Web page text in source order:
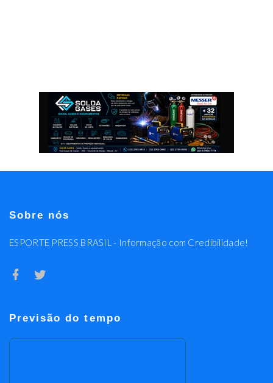
Sobre nós
ESPORTE PRESS BRASIL - Informação com Credibilidade!
Previsão do tempo